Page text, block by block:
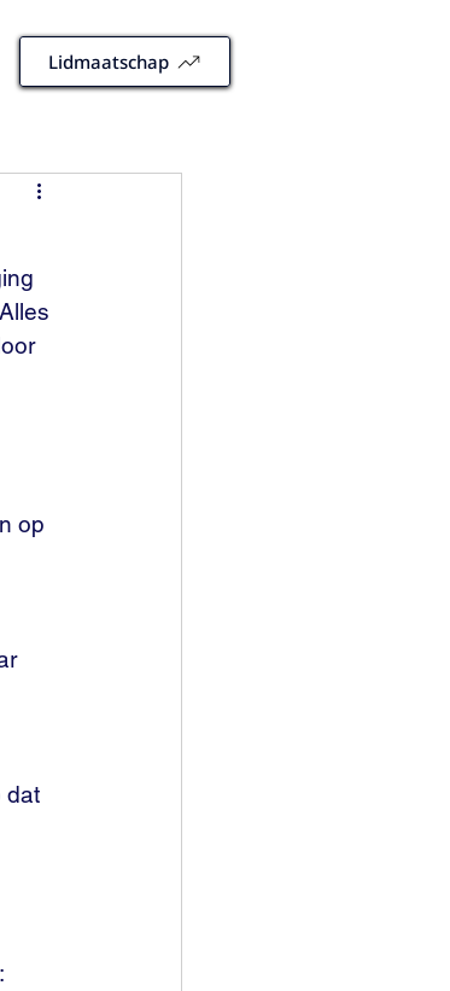
Lidmaatschap
op
dat